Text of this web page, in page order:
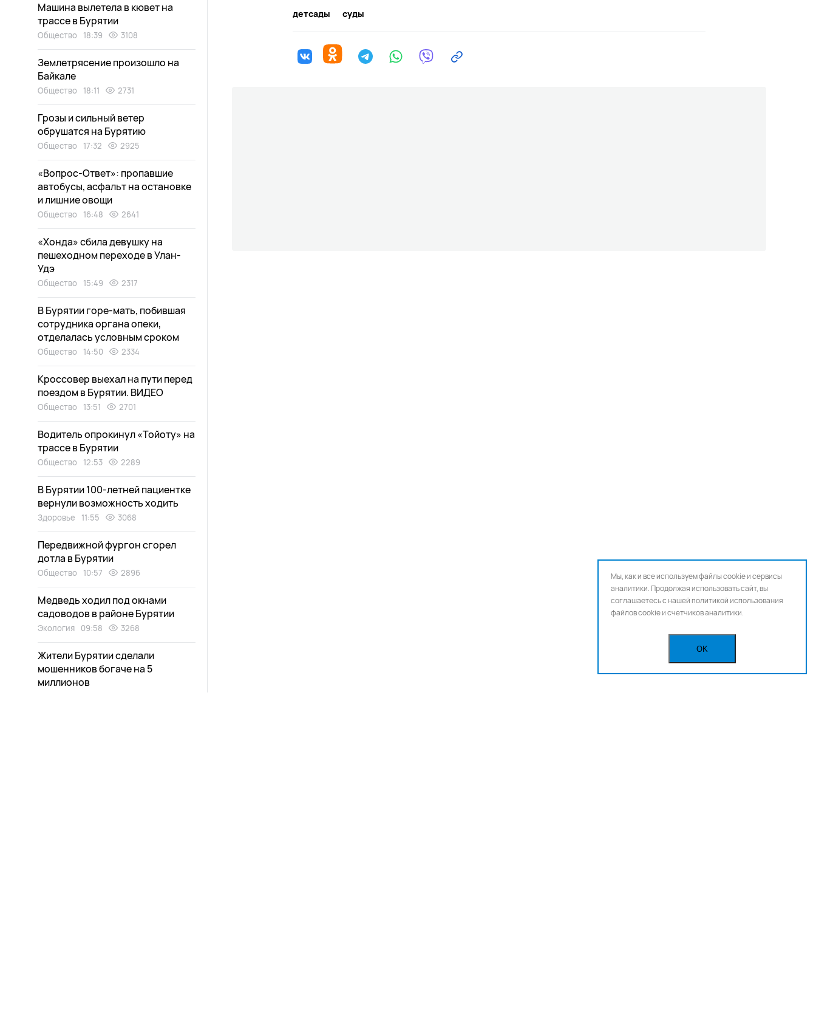
детсады суды
Машина вылетела в кювет на
трассе в Бурятии
Общество 18:39 3108
Землетрясение произошло на
Байкале
Общество 18:11 2731
Грозы и сильный ветер
обрушатся на Бурятию
Общество 17:32 2925
«Вопрос-Ответ»: пропавшие
автобусы, асфальт на остановке
и лишние овощи
Общество 16:48 2641
«Хонда» сбила девушку на
пешеходном переходе в Улан-
Удэ
Общество 15:49 2317
В Бурятии горе-мать, побившая
сотрудника органа опеки,
отделалась условным сроком
Общество 14:50 2334
Кроссовер выехал на пути перед
поездом в Бурятии. ВИДЕО
Общество 13:51 2701
Водитель опрокинул «Тойоту» на
трассе в Бурятии
Общество 12:53 2289
В Бурятии 100-летней пациентке
вернули возможность ходить
Здоровье 11:55 3068
Передвижной фургон сгорел
дотла в Бурятии
Общество 10:57 2896
Медведь ходил под окнами
садоводов в районе Бурятии
Экология 09:58 3268
Жители Бурятии сделали
мошенников богаче на 5
миллионов
Мы, как и все используем файлы cookie и сервисы
аналитики. Продолжая использовать сайт, вы
соглашаетесь с нашейполитикой использования
файлов cookie и счетчиков аналитики.
OK